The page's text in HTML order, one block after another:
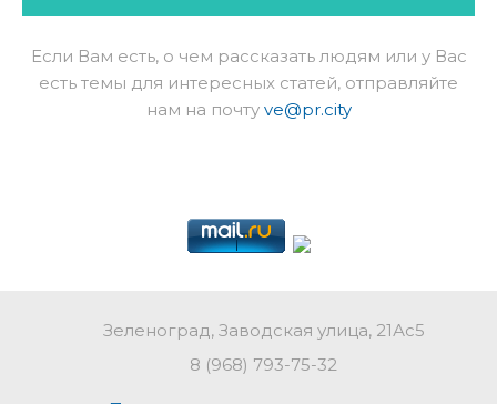
Если Вам есть, о чем рассказать людям или у Вас
есть темы для интересных статей, отправляйте
нам на почту ve@pr.city
Зеленоград, Заводская улица, 21Ас5
8 (968) 793-75-32